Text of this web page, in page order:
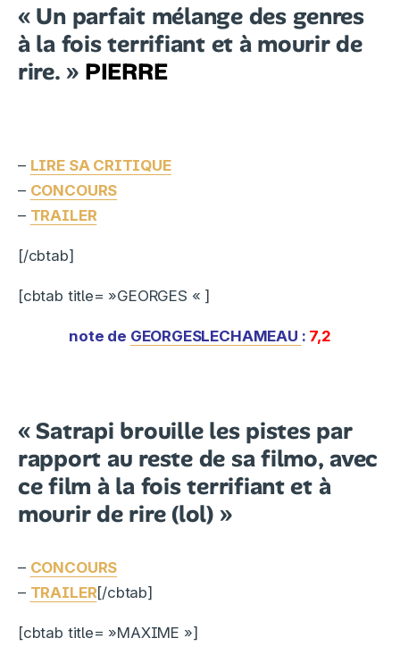
« Un parfait mélange des genres
à la fois terrifiant et à mourir de
rire. » PIERRE
– LIRE SA CRITIQUE
– CONCOURS
– TRAILER
[/cbtab]
[cbtab title= »GEORGES « ]
note de GEORGESLECHAMEAU : 7,2
« Satrapi brouille les pistes par
rapport au reste de sa filmo, avec
ce film à la fois terrifiant et à
mourir de rire (lol) »
– CONCOURS
– TRAILER[/cbtab]
[cbtab title= »MAXIME »]